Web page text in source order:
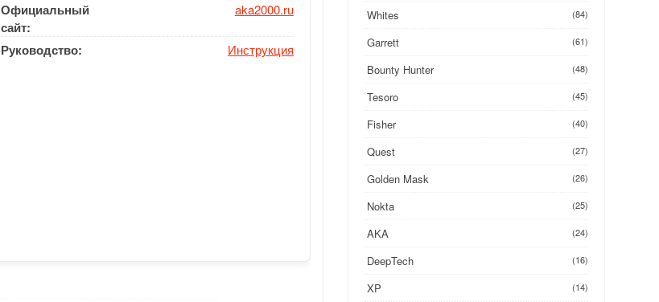
Официальный
сайт:
aka2000.ru
Руководство: Инструкция
Whites (84)
Garrett (61)
Bounty Hunter (48)
Tesoro (45)
Fisher (40)
Quest (27)
Golden Mask (26)
Nokta (25)
AKA (24)
DeepTech (16)
XP (14)